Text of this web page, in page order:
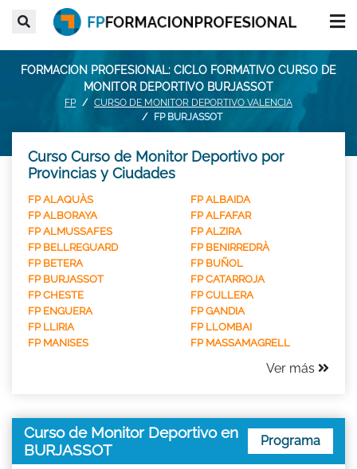
FORMACION PROFESIONAL: CICLO FORMATIVO CURSO DE
MONITOR DEPORTIVO BURJASSOT
FP
CURSO DE MONITOR DEPORTIVO VALENCIA
FP BURJASSOT
Curso Curso de Monitor Deportivo por
Provincias y Ciudades
FP ALAQUÀS
FP ALBAIDA
FP ALBORAYA
FP ALFAFAR
FP ALMUSSAFES
FP ALZIRA
FP BELLREGUARD
FP BENIRREDRÀ
FP BETERA
FP BUÑOL
FP BURJASSOT
FP CATARROJA
FP CHESTE
FP CULLERA
FP ENGUERA
FP GANDIA
FP LLIRIA
FP LLOMBAI
FP MANISES
FP MASSAMAGRELL
Ver más
Curso de Monitor Deportivo en
BURJASSOT
Programa